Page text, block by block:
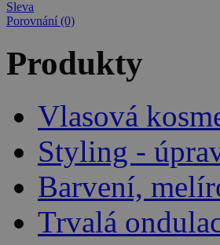
Sleva
Porovnání (0)
Produkty
Vlasová
Styling -
Barvení,
Trvalá